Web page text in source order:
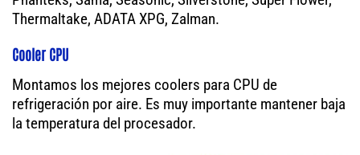
Thermaltake, ADATA XPG, Zalman.
Cooler CPU
Montamos los mejores coolers para CPU de
refrigeración por aire. Es muy importante mantener baja
la temperatura del procesador.